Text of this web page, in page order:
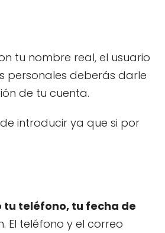
tu nombre real, el usuario
personales deberás darle
de tu cuenta.
introducir ya que si por
teléfono, tu fecha de
El teléfono y el correo